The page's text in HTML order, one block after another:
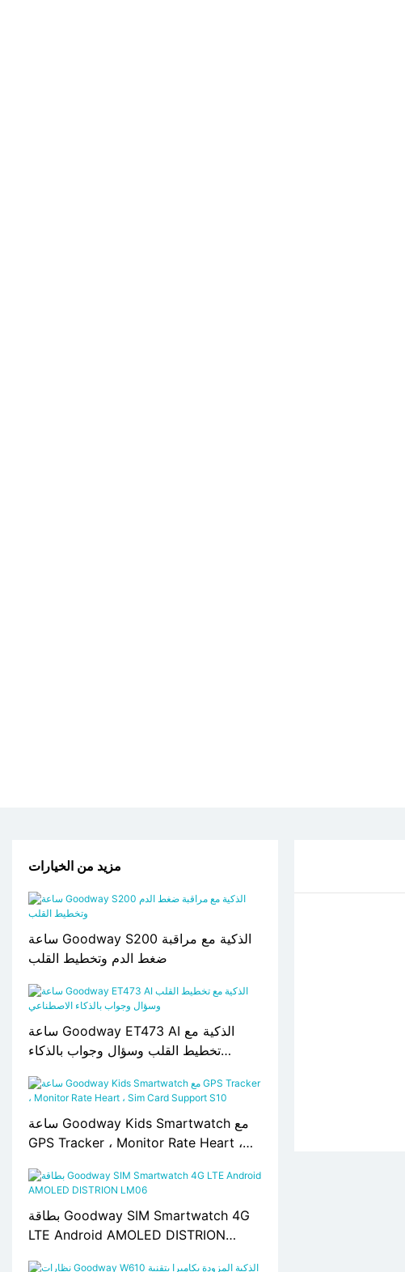
مزيد من الخيارات
ساعة Goodway S200 الذكية مع مراقبة
ضغط الدم وتخطيط القلب
ساعة Goodway ET473 AI الذكية مع
تخطيط القلب وسؤال وجواب بالذكاء
ساعة Goodway Kids Smartwatch مع
GPS Tracker ، Monitor Rate Heart ،
بطاقة Goodway SIM Smartwatch 4G
LTE Android AMOLED DISTRION